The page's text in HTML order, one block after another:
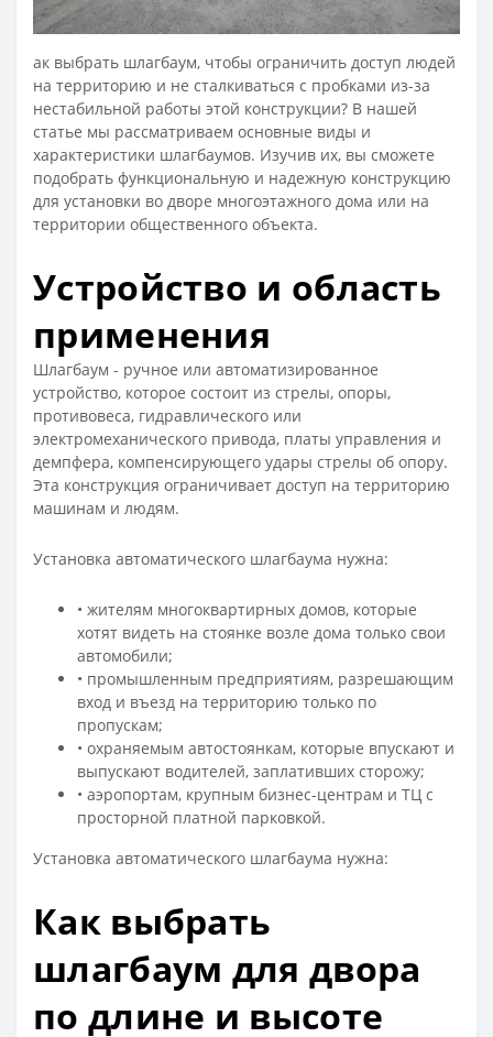
ак выбрать шлагбаум, чтобы ограничить доступ людей
на территорию и не сталкиваться с пробками из-за
нестабильной работы этой конструкции? В нашей
статье мы рассматриваем основные виды и
характеристики шлагбаумов. Изучив их, вы сможете
подобрать функциональную и надежную конструкцию
для установки во дворе многоэтажного дома или на
территории общественного объекта.
Устройство и область
применения
Шлагбаум - ручное или автоматизированное
устройство, которое состоит из стрелы, опоры,
противовеса, гидравлического или
электромеханического привода, платы управления и
демпфера, компенсирующего удары стрелы об опору.
Эта конструкция ограничивает доступ на территорию
машинам и людям.
Установка автоматического шлагбаума нужна:
• жителям многоквартирных домов, которые
хотят видеть на стоянке возле дома только свои
автомобили;
• промышленным предприятиям, разрешающим
вход и въезд на территорию только по
пропускам;
• охраняемым автостоянкам, которые впускают и
выпускают водителей, заплативших сторожу;
• аэропортам, крупным бизнес-центрам и ТЦ с
просторной платной парковкой.
Установка автоматического шлагбаума нужна:
Как выбрать
шлагбаум для двора
по длине и высоте